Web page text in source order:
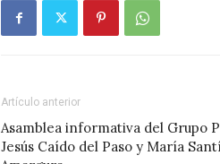
Artículo anterior
Asamblea informativa del Grupo
Jesús Caído del Paso y María